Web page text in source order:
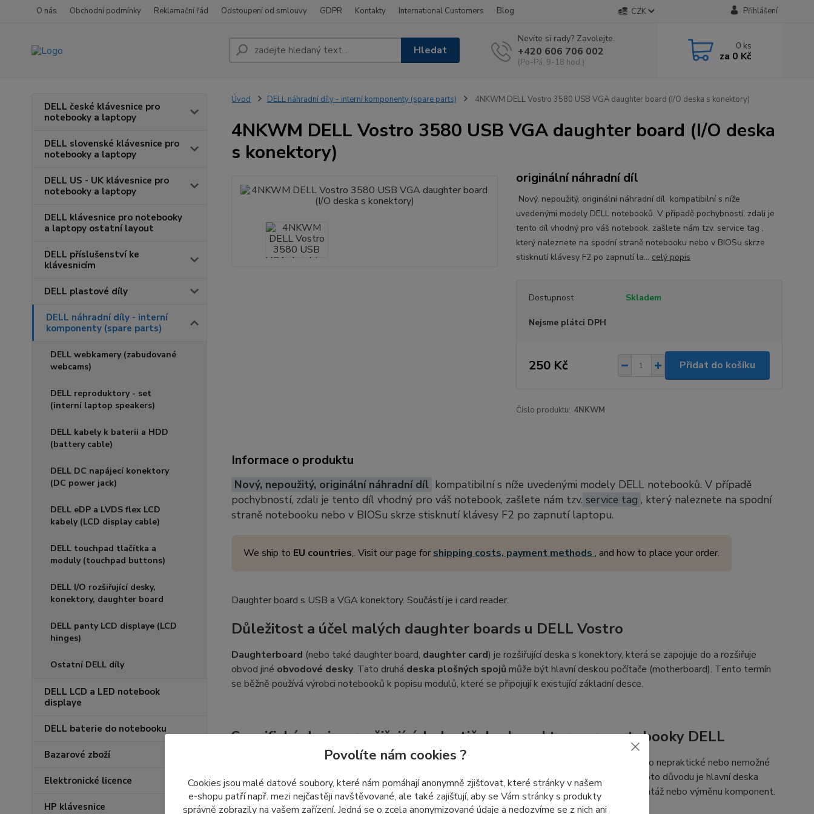
O nás Obchodní podmínky Reklamační řád Odstoupení od smlouvy GDPR Kontakty International Customers Blog CZK Přihlášení
Hledat
Nevíte si rady? Zavolejte.
+420 606 706 002
(Po-Pá, 9-18 hod.)
0 ks
za 0 Kč
DELL české klávesnice pro
notebooky a laptopy
DELL slovenské klávesnice pro
notebooky a laptopy
DELL US - UK klávesnice pro
notebooky a laptopy
DELL klávesnice pro notebooky
a laptopy ostatní layout
DELL příslušenství ke
klávesnicím
DELL plastové díly
DELL náhradní díly - interní
komponenty (spare parts)
DELL webkamery (zabudované
webcams)
DELL reproduktory - set
(interní laptop speakers)
DELL kabely k baterii a HDD
(battery cable)
DELL DC napájecí konektory
(DC power jack)
DELL eDP a LVDS flex LCD
kabely (LCD display cable)
DELL touchpad tlačítka a
moduly (touchpad buttons)
DELL I/O rozšiřující desky,
konektory, daughter board
DELL panty LCD displaye (LCD
hinges)
Ostatní DELL díly
DELL LCD a LED notebook
displaye
DELL baterie do notebooku
Bazarové zboží
Elektronické licence
HP klávesnice
Úvod DELL náhradní díly - interní komponenty (spare parts) 4NKWM DELL Vostro 3580 USB VGA daughter board (I/O deska s konektory)
4NKWM DELL Vostro 3580 USB VGA daughter board (I/O deska
s konektory)
originální náhradní díl
Nový, nepoužitý, originální náhradní díl kompatibilní s níže
uvedenými modely DELL notebooků. V případě pochybností, zdali je
tento díl vhodný pro váš notebook, zašlete nám tzv. service tag ,
který naleznete na spodní straně notebooku nebo v BIOSu skrze
stisknutí klávesy F2 po zapnutí la... celý popis
Dostupnost Skladem
Nejsme plátci DPH
250 Kč Přidat do košíku
Číslo produktu: 4NKWM
Informace o produktu
Nový, nepoužitý, originální náhradní díl kompatibilní s níže uvedenými modely DELL notebooků. V případě
pochybností, zdali je tento díl vhodný pro váš notebook, zašlete nám tzv. service tag , který naleznete na spodní
straně notebooku nebo v BIOSu skrze stisknutí klávesy F2 po zapnutí laptopu.
We ship to EU countries,. Visit our page for shipping costs, payment methods , and how to place your order.
Daughter board s USB a VGA konektory. Součástí je i card reader.
Důležitost a účel malých daughter boards u DELL Vostro
Daughterboard (nebo také daughter board, daughter card) je rozšiřující deska s konektory, která se zapojuje do a rozšiřuje
obvod jiné obvodové desky. Tato druhá deska plošných spojů může být hlavní deskou počítače (motherboard). Tento termín
se běžně používá výrobci notebooků k popisu modulů, které se připojují k existující základní desce.
Specifický design rozšiřujících destiček s konektory pro notebooky DELL
jsou často vyžadovány specifickým designem konstrukce notebooku, kde by bylo nepraktické nebo nemožné
umístit základní desku do chassis kvůli vyčnívajícím okrajům nebo velikosti, která se nevejde. Z tohoto důvodu je hlavní deska
očištěna od rozšíření (daughter boards), která se k ní připojují jednotlivě, což umožňuje snadnou montáž nebo výměnu komponent.
Povolíte nám cookies ?
Cookies jsou malé datové soubory, které nám pomáhají anonymně zjišťovat, které stránky v našem
e-shopu patří např. mezi nejčastěji navštěvované, ale také zajišťují, aby se Vám stránky s produkty
správně zobrazily na vašem zařízení. Jedná se o zcela anonymizované údaje a nedozvíme se z nich ani